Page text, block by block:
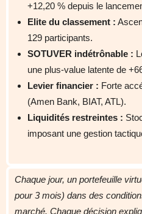
+12,20 % depuis le
Elite du classement :
129 participants.
SOTUVER indétrônable :
une plus-value latente de
Levier financier : Forte
(Amen Bank, BIAT, ATL).
Liquidités restreintes :
imposant une gestion
Chaque jour, un portefeuille
pour 3 mois) dans des
marché. Chaque décision